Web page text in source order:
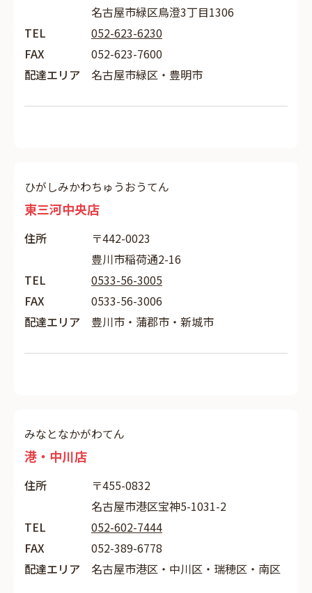
名古屋市緑区鳥澄3丁目1306
TEL
052-623-6230
FAX
052-623-7600
配達エリア
名古屋市緑区・豊明市
ひがしみかわちゅうおうてん
東三河中央店
住所
〒442-0023
豊川市稲荷通2-16
TEL
0533-56-3005
FAX
0533-56-3006
配達エリア
豊川市・蒲郡市・新城市
みなとなかがわてん
港・中川店
住所
〒455-0832
名古屋市港区宝神5-1031-2
TEL
052-602-7444
FAX
052-389-6778
配達エリア
名古屋市港区・中川区・瑞穂区・南区